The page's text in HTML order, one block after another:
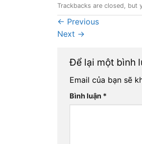
Trackbacks are closed, but
← Previous
Next →
Để lại một bình
Email của bạn sẽ
Bình luận *